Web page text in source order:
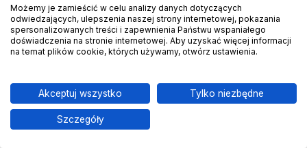
Spółka Akcyjna
Możemy je zamieścić w celu analizy danych dotyczących
odwiedzających, ulepszenia naszej strony internetowej, pokazania
spersonalizowanych treści i zapewnienia Państwu wspaniałego
doświadczenia na stronie internetowej. Aby uzyskać więcej informacji
na temat plików cookie, których używamy, otwórz ustawienia.
Akceptuj wszystko Tylko niezbędne
Szczegóły